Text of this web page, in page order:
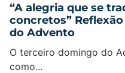
“A alegria que se
concretos”
do Advento
O terceiro domingo do
como...